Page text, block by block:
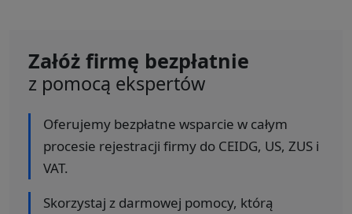
Załóż firmę bezpłatnie
z pomocą ekspertów
Oferujemy bezpłatne wsparcie w całym
procesie rejestracji firmy do CEIDG, US, ZUS i
VAT.
Skorzystaj z darmowej pomocy, którą